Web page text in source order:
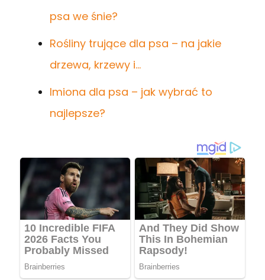
psa we śnie?
Rośliny trujące dla psa – na jakie
drzewa, krzewy i…
Imiona dla psa – jak wybrać to
najlepsze?